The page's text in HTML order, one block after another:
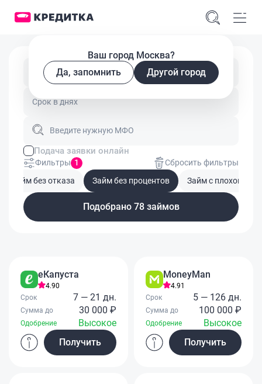
Ваш город Москва?
Да, запомнить
Другой город
Введите сумму займа
Введите нужную МФО
Подача заявки онлайн
Фильтры 1
Сбросить фильтры
Займ без отказа
Займ без процентов Займ с плохой
Подобрано 78 займов
еКапуста
4.90
Срок
7 — 21 дн.
Сумма до 30 000 ₽
Одобрение
Высокое
Получить
MoneyMan
4.91
Срок
5 — 126 дн.
Сумма до 100 000 ₽
Одобрение
Высокое
Получить